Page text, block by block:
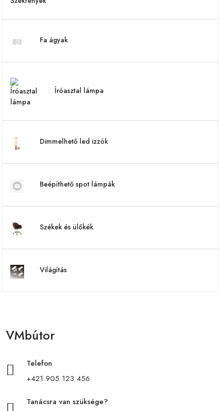
Fa ágyak
Íróasztal lámpa
Dimmelhető led izzók
Beépíthető spot lámpák
Székek és ülőkék
Világítás
VMbútor
Telefon
+421 905 123 456
Tanácsra van szüksége?